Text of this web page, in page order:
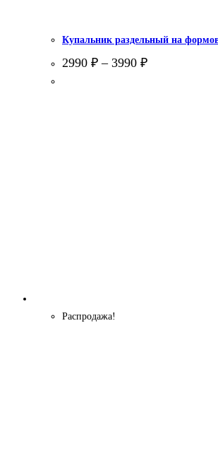
Купальник раздельный на
2990 ₽ – 3990 ₽
Распродажа!